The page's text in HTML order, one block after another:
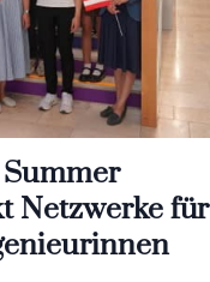
Netzwerke für